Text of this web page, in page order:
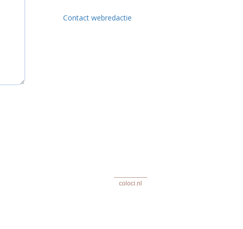
Contact webredactie
coloci.nl